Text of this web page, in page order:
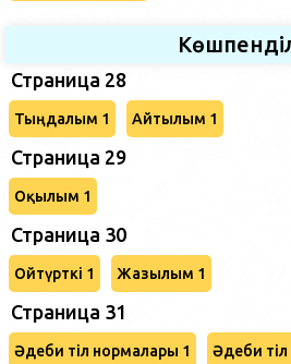
Страница 28
Тыңдалым 1 Айтылым 1
Страница 29
Оқылым 1
Страница 30
Ойтүрткі 1 Жазылым 1
Страница 31
Әдеби тіл нормалары 1 Әдеби